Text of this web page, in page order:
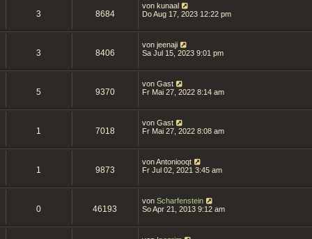
3 8684
von kunaal
Do Aug 17, 2023 12:22 pm
3 8406
von jeenaji
Sa Jul 15, 2023 9:01 pm
5 9370
von Gast
Fr Mai 27, 2022 8:14 am
1 7018
von Gast
Fr Mai 27, 2022 8:08 am
1 9873
vonAntoniooqt
Fr Jul 02, 2021 3:45 am
0 46193
von Scharfenstein
So Apr 21, 2013 9:12 am